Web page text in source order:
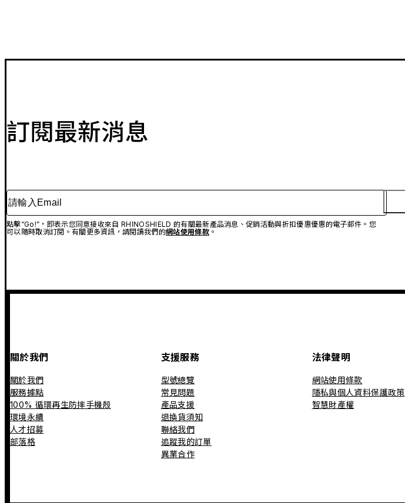
訂閱最新消息
請輸入Email
點擊“Go!”，即表示您同意接收來自 RHINOSHIELD 的有關最新產品消息、促銷活動與折扣優惠優惠的電子郵件。您
可以隨時取消訂閱。有關更多資訊，請閱讀我們的網站使用條款。
關於我們
關於我們
服務據點
100% 循環再生防摔手機殼
環境永續
人才招募
部落格
支援服務
型號總覽
常見問題
產品支援
退換貨須知
聯絡我們
追蹤我的訂單
異業合作
法律聲明
網站使用條款
隱私與個人資料保護政策
智慧財產權